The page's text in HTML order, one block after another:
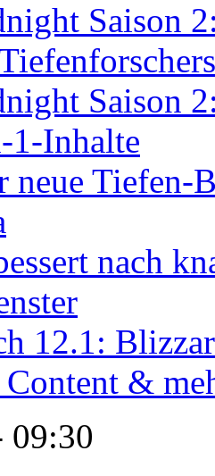
Saison
Saison
1-Inhalte
neue Tiefen-
nach
12.1:
&
09:30